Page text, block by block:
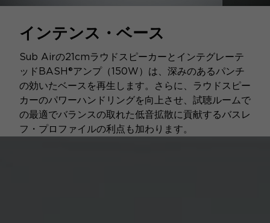
インテンス・ベース
Sub Airの21cmラウドスピーカーとインテグレーテ
ッドBASH®アンプ（150W）は、深みのあるパンチ
の効いたベースを再生します。さらに、ラウドスピー
カーのパワーハンドリングを向上させ、試聴ルームで
の最適でバランスの取れた低音拡散に貢献するバスレ
フ・プロファイルの利点も加わります。